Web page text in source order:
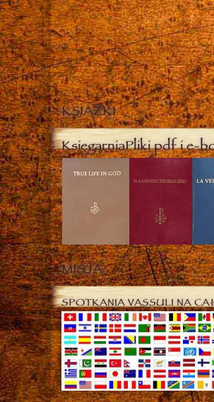
KSIĄŻKI
KsięgarniaPliki pdf i e-
MISJA
SPOTKANIA VASSULI NA